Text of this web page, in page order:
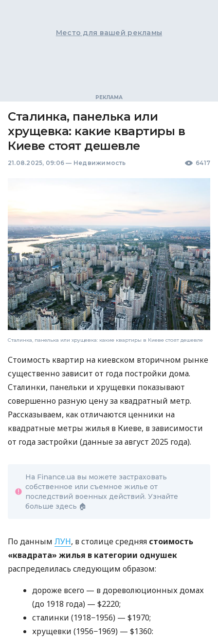
Место для вашей рекламы
Сталинка, панелька или
хрущевка: какие квартиры в
Киеве стоят дешевле
21.08.2025, 09:06 — Недвижимость 6417
Сталинка, панелька или хрущевка: какие квартиры в Киеве стоят дешевле
Стоимость квартир на киевском вторичном рынке
существенно зависит от года постройки дома.
Сталинки, панельки и хрущевки показывают
совершенно разную цену за квадратный метр.
Рассказываем, как отличаются ценники на
квадратные метры жилья в Киеве, в зависимости
от года застройки (данные за август 2025 года).
На Finance.ua вы можете застраховать
собственное или съемное жилье от
последствий военных действий. Узнайте
больше здесь 🏠
По данным ЛУН, в столице средняя стоимость
«квадрата» жилья в категории однушек
распределилась следующим образом:
дороже всего — в дореволюционных домах
(до 1918 года) — $2220;
сталинки (1918−1956) — $1970;
хрущевки (1956−1969) — $1360: